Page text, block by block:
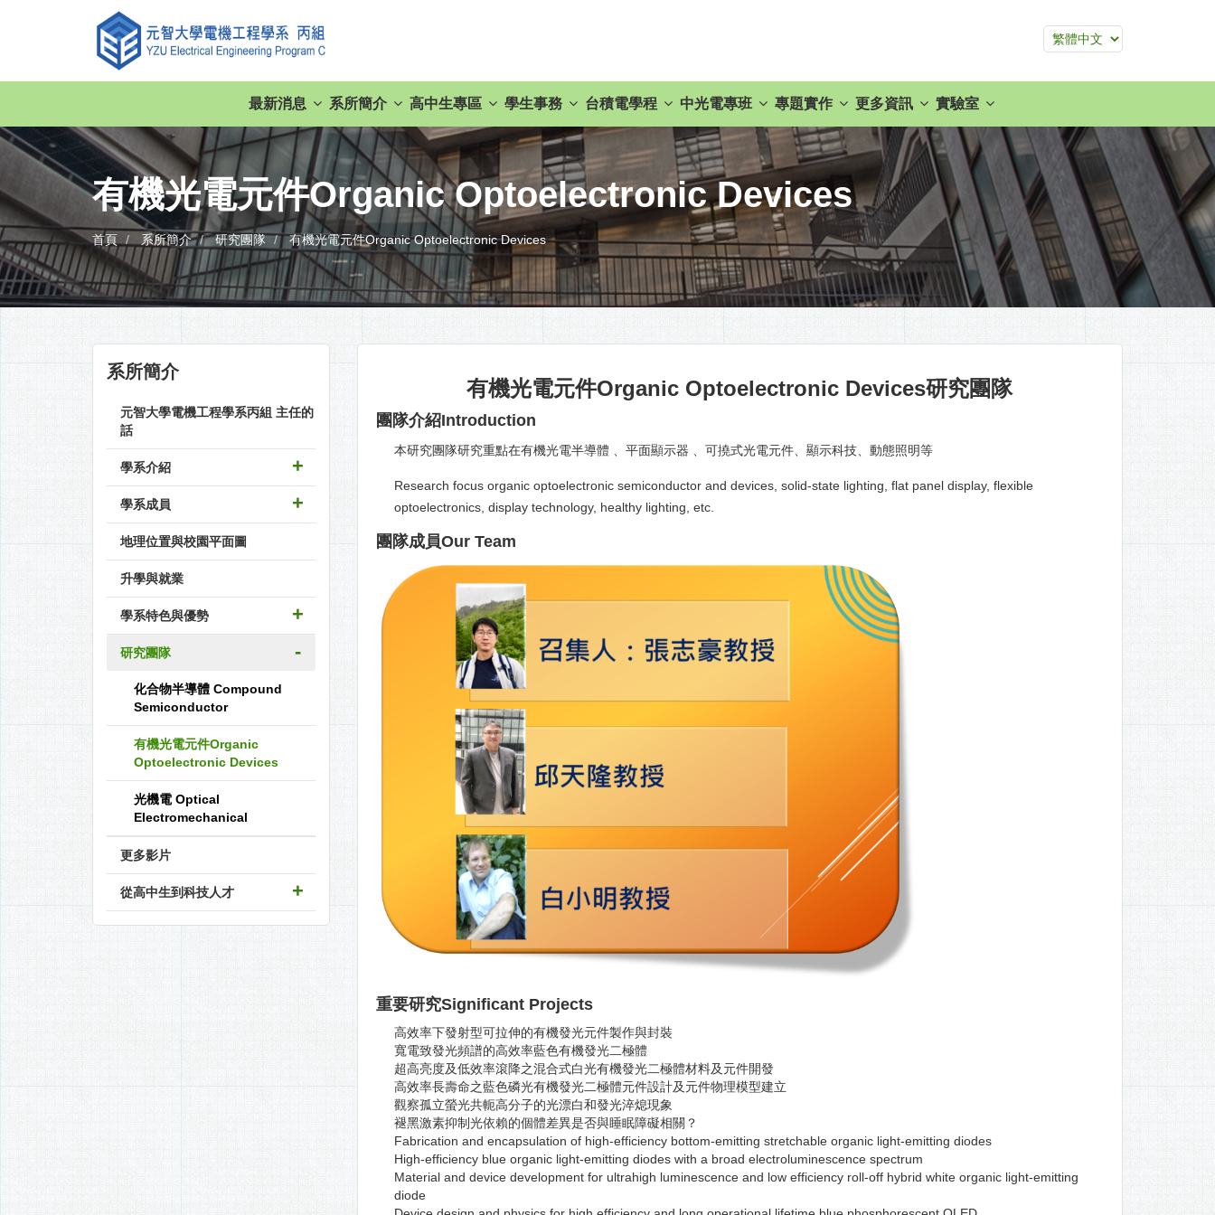
最新消息 系所簡介 高中生專區 學生事務 台積電學程 中光電專班 專題實作 更多資訊 實驗室
有機光電元件Organic Optoelectronic Devices
首頁 系所簡介 研究團隊 有機光電元件Organic Optoelectronic Devices
系所簡介
元智大學電機工程學系丙組 主任的
話
學系介紹
學系成員
地理位置與校園平面圖
升學與就業
學系特色與優勢
研究團隊
化合物半導體 Compound
Semiconductor
有機光電元件Organic
Optoelectronic Devices
光機電 Optical
Electromechanical
更多影片
從高中生到科技人才
有機光電元件Organic Optoelectronic Devices研究團隊
團隊介紹Introduction
本研究團隊研究重點在有機光電半導體 、平面顯示器 、可撓式光電元件、顯示科技、動態照明等
Research focus organic optoelectronic semiconductor and devices, solid-state lighting, flat panel display, flexible
optoelectronics, display technology, healthy lighting, etc.
團隊成員Our Team
重要研究Significant Projects
高效率下發射型可拉伸的有機發光元件製作與封裝
寬電致發光頻譜的高效率藍色有機發光二極體
超高亮度及低效率滾降之混合式白光有機發光二極體材料及元件開發
高效率長壽命之藍色磷光有機發光二極體元件設計及元件物理模型建立
觀察孤立螢光共軛高分子的光漂白和發光淬熄現象
褪黑激素抑制光依賴的個體差異是否與睡眠障礙相關？
Fabrication and encapsulation of high-efficiency bottom-emitting stretchable organic light-emitting diodes
High-efficiency blue organic light-emitting diodes with a broad electroluminescence spectrum
Material and device development for ultrahigh luminescence and low efficiency roll-off hybrid white organic light-emitting
diode